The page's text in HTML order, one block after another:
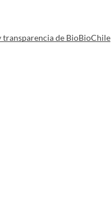
transparencia de BioBioChile